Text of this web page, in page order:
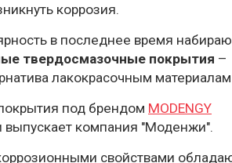
коррозия.
в последнее время
твердосмазочные покрытия –
лакокрасочным
под брендом MODENGY
выпускает компания "Моденжи".
свойствами